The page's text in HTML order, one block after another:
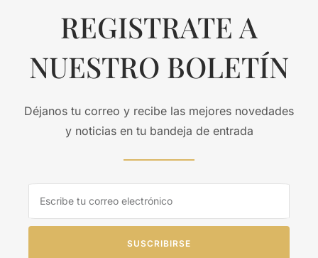
REGISTRATE A
NUESTRO BOLETÍN
Déjanos tu correo y recibe las mejores novedades
y noticias en tu bandeja de entrada
SUSCRIBIRSE